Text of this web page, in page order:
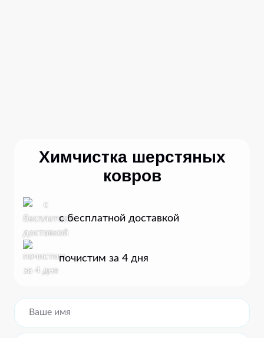
Химчистка шерстяных
ковров
с бесплатной доставкой
почистим за 4 дня